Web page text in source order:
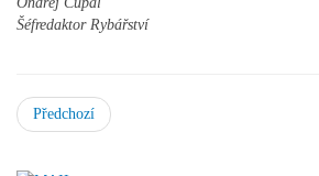
Šéfredaktor Rybářství
Předchozí